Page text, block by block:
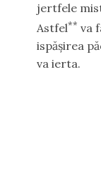
jertfele
Astfel** va
ispăşirea
va ierta.